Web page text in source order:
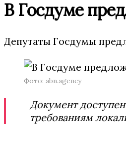
В Госдуме
Депутаты Госдумы
Фото: abn.agency
Документ
требованиям